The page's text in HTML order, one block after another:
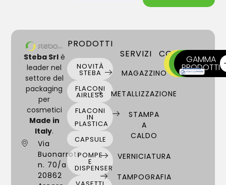
Steba Srlè
leader nel
settore del
packaging
per
cosmetici
Made in
Italy.
Via
Buonarroti
n. 70/a
20862
PRODOTTI
NOVITÀ
STEBA
FLACONI
AIRLESS
FLACONI
IN
PLASTICA
CAPSULE
POMPE
E
DISPENSER
SERVIZI
MAGAZZINO
METALLIZZAZIONE
STAMPA
A
CALDO
VERNICIATURA
TAMPOGRAFIA
CONTATTI
SCRIVICI
ORA
CHIAMA
ORA
GAMMA
PRODOTTI